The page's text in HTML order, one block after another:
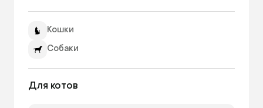
Кошки
Собаки
Для котов